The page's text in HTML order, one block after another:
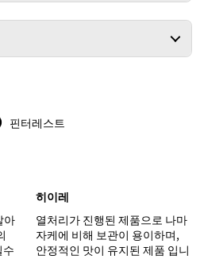
핀터레스트
아
수
히이레
열처리가 진행된 제품으로 나마
자케에 비해 보관이 용이하며,
안정적인 맛이 유지된 제품 입니